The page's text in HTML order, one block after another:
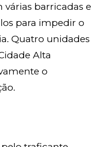
barricadas e
para impedir o
Quatro unidades
Alta
o